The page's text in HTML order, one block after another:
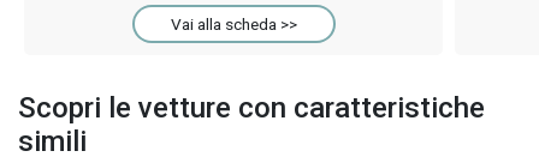
Vai alla scheda >>
Scopri le vetture con caratteristiche
simili